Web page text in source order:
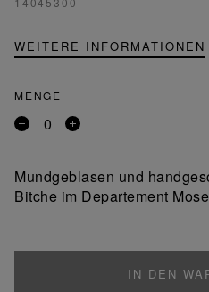
WEITERE INFORMATIONEN
MENGE
Entfernen
Produkt
Ein
Mundgeblasen und
Bitche im Departement
IN DEN